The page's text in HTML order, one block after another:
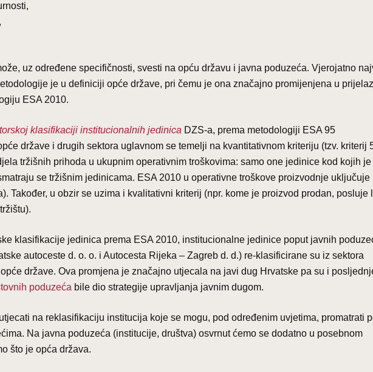
uz određene specifičnosti, svesti na opću državu i javna poduzeća. Vjerojatno
je u definiciji opće države, pri čemu je ona značajno promijenjena u
ESA 2010.
klasifikaciji institucionalnih jedinica DZS-a, prema metodologiji ESA 95
države i drugih sektora uglavnom se temelji na kvantitativnom kriteriju (tzv. kriterij
tržišnih prihoda u ukupnim operativnim troškovima: samo one jedinice kod kojih
se tržišnim jedinicama. ESA 2010 u operativne troškove proizvodnje uključuje
Također, u obzir se uzima i kvalitativni kriterij (npr. kome je proizvod prodan, posluje
klasifikacije jedinica prema ESA 2010, institucionalne jedinice poput javnih
autoceste d. o. o. i Autocesta Rijeka – Zagreb d. d.) re-klasificirane su iz sektora
države. Ova promjena je značajno utjecala na javi dug Hrvatske pa su i
poduzeća bile dio strategije upravljanja javnim dugom.
na reklasifikaciju institucija koje se mogu, pod određenim uvjetima, promatrati
Na javna poduzeća (institucije, društva) osvrnut ćemo se dodatno u posebnom
što je opća država.